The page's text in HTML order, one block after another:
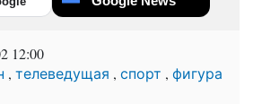
12:00
, телеведущая , спорт , фигура